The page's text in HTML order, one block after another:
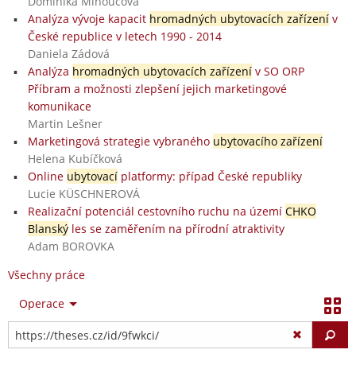
Analýza vývoje kapacit hromadných ubytovacích zařízenív
České republice v letech 1990 - 2014
Daniela Zádová
Analýza hromadných ubytovacích zařízenív SO ORP
Příbram a možnosti zlepšení jejich marketingové
komunikace
Martin Lešner
Marketingová strategie vybraného ubytovacího zařízení
Helena Kubíčková
Online ubytovacíplatformy: případ České republiky
Lucie KÜSCHNEROVÁ
Realizační potenciál cestovního ruchu na území CHKO
Blanskýles se zaměřením na přírodní atraktivity
Adam BOROVKA
Všechny práce
Operace